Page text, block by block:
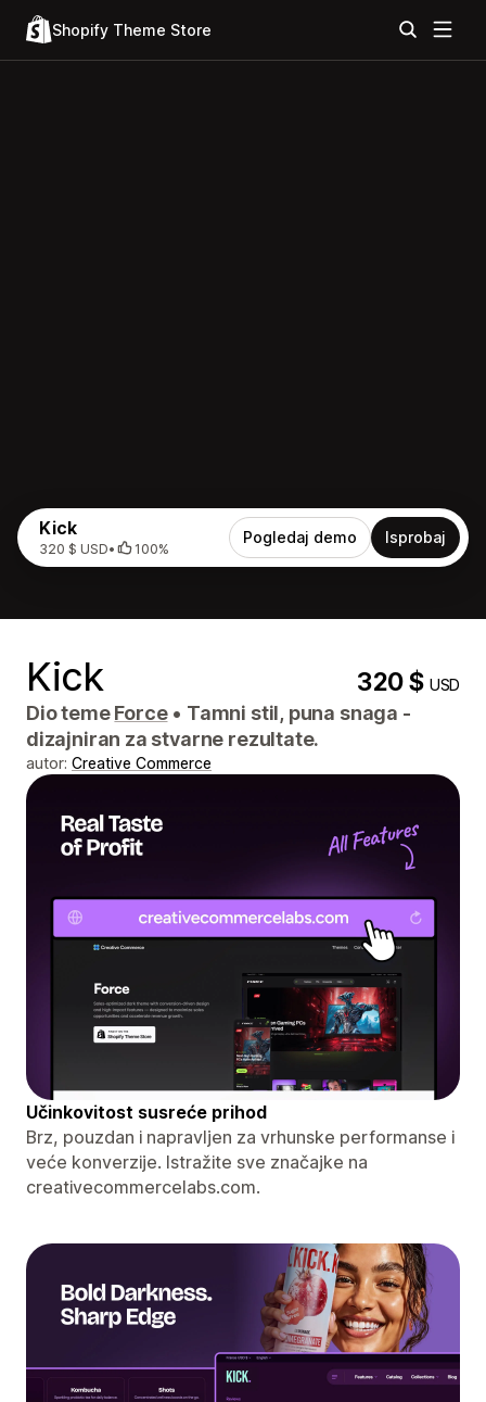
Shopify Theme Store
Kick
320 $ USD• 100%
Pogledaj demo Isprobaj
Kick 320 $USD
Dio temeForce • Tamni stil, puna snaga -
dizajniran za stvarne rezultate.
autor: Creative Commerce
Učinkovitost susreće prihod
Brz, pouzdan i napravljen za vrhunske performanse i
veće konverzije. Istražite sve značajke na
creativecommercelabs.com.